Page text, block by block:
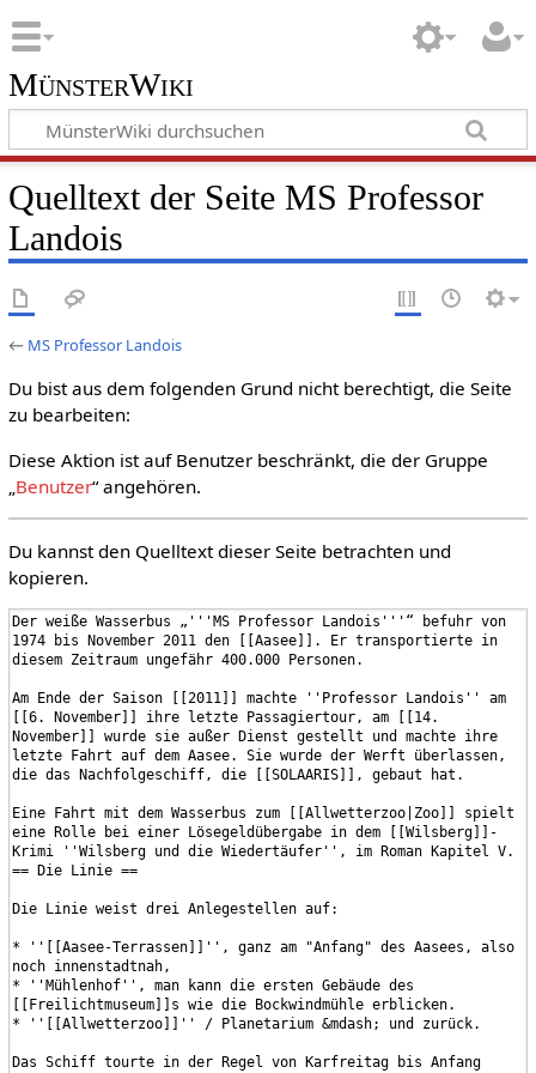
MünsterWiki
Quelltext der Seite MS Professor
Landois
← MS Professor Landois
Du bist aus dem folgenden Grund nicht berechtigt, die Seite
zu bearbeiten:
Diese Aktion ist auf Benutzer beschränkt, die der Gruppe
Benutzer“ angehören.
Du kannst den Quelltext dieser Seite betrachten und
kopieren.